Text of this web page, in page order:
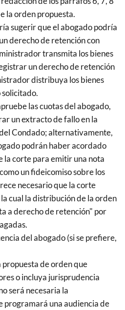
la orden propuesta.
sugerir que el abogado podría
derecho de retención con
transmita los bienes
un derecho de retención
distribuya los bienes
solicitado.
las cuotas del abogado,
un extracto de fallo en la
Condado; alternativamente,
podrán haber acordado
la corte para emitir una nota
un fideicomiso sobre los
necesario que la corte
cual la distribución de la orden
a derecho de retención" por
del abogado (si se prefiere,
propuesta de orden que
o incluya jurisprudencia
será necesaria la
programará una audiencia de